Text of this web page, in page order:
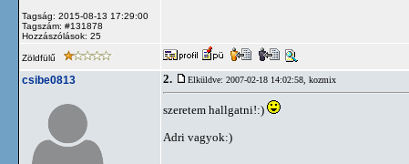
Tagság: 2015-08-13 17:29:00
Tagszám: #131878
Hozzászólások: 25
Zöldfülű
csibe0813 2. Elküldve: 2007-02-18 14:02:58, kozmix
szeretem hallgatni!:)
Adri vagyok:)